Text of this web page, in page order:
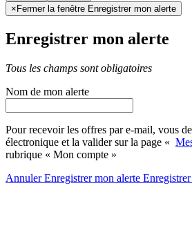
× Fermer la fenêtre Enregistrer mon alerte
Enregistrer mon alerte
Tous les champs sont obligatoires
Nom de mon alerte
Pour recevoir les offres par e-mail, vous
électronique et la valider sur la page «
rubrique « Mon compte »
AnnulerEnregistrer mon alerte Enregistrer